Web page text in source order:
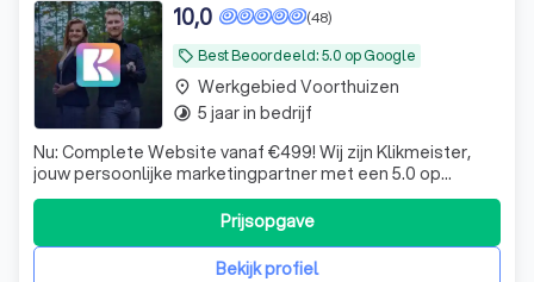
local_offer Best Beoordeeld: 5.0 op Google
(48)
10,0
Nu: Complete Website vanaf €499! Wij zijn Klikmeister,
jouw persoonlijke marketingpartner met een 5.0 op
Google Reviews. Wij zetten jouw bedrijf op de kaart.
Bekijk profiel
Prijsopgave
place Werkgebied Voorthuizen
timelapse 5 jaar in bedrijf